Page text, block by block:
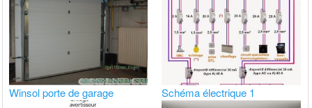
Winsol porte de garage Schéma électrique 1